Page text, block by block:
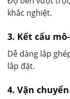
khắc nghiệt.
3. Kết cấu
Dễ dàng lắp
lắp đặt.
4. Vận